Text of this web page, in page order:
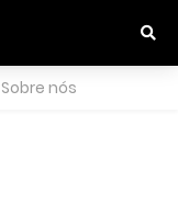
Sobre nós